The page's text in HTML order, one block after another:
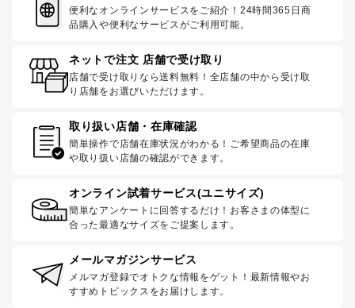
便利なオンラインサービスをご紹介！24時間365日商
品購入や便利なサービスがご利用可能。
ネットで注文 店舗で受け取り
店舗で受け取りなら送料無料！全店舗の中から受け取
り店舗をお選びいただけます。
取り扱い店舗・在庫確認
簡単操作で店舗在庫状況がわかる！ご希望商品の在庫
や取り扱い店舗の確認ができます。
オンライン試着サービス(ユニサイズ)
簡単なアンケートに回答するだけ！お客さまの体型に
合った最適なサイズをご提案します。
メールマガジンサービス
メルマガ登録でオトクな情報をゲット！最新情報やお
すすめトピックスをお届けします。